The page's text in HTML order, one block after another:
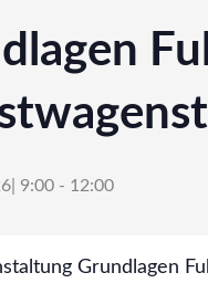
9:00 - 12:00
Grundlagen